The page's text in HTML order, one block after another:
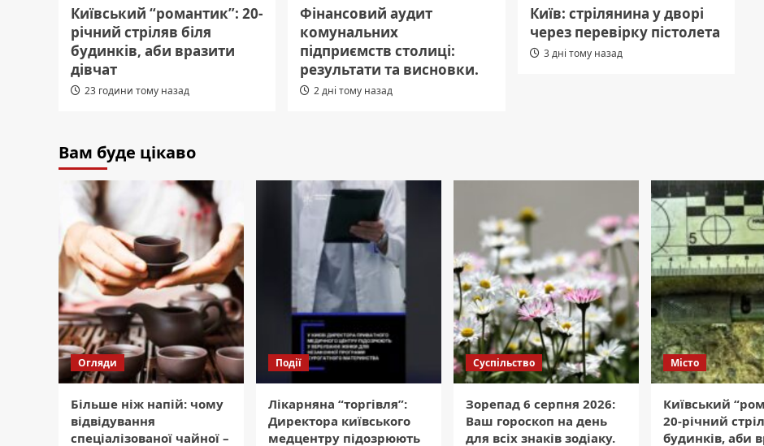
Київський “романтик”: 20-
річний стріляв біля
будинків, аби вразити
дівчат
23 години тому назад
Фінансовий аудит
комунальних
підприємств столиці:
результати та висновки.
2 дні тому назад
Київ: стрілянина у дворі
через перевірку пістолета
3 дні тому назад
Вам буде цікаво
Огляди
Більше ніж напій: чому
відвідування
спеціалізованої чайної –
Події
Лікарняна “торгівля”:
Директора київського
медцентру підозрюють
Суспільство
Зорепад 6 серпня 2026:
Ваш гороскоп на день
для всіх знаків зодіаку.
Місто
Київський
20-річний
будинків, аби